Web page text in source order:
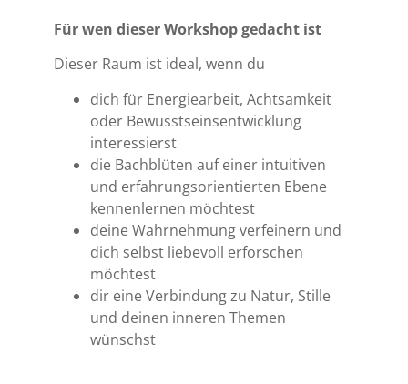
Für wen dieser Workshop gedacht ist
Dieser Raum ist ideal, wenn du
dich für Energiearbeit, Achtsamkeit
oder Bewusstseinsentwicklung
interessierst
die Bachblüten auf einer intuitiven
und erfahrungsorientierten Ebene
kennenlernen möchtest
deine Wahrnehmung verfeinern und
dich selbst liebevoll erforschen
möchtest
dir eine Verbindung zu Natur, Stille
und deinen inneren Themen
wünschst